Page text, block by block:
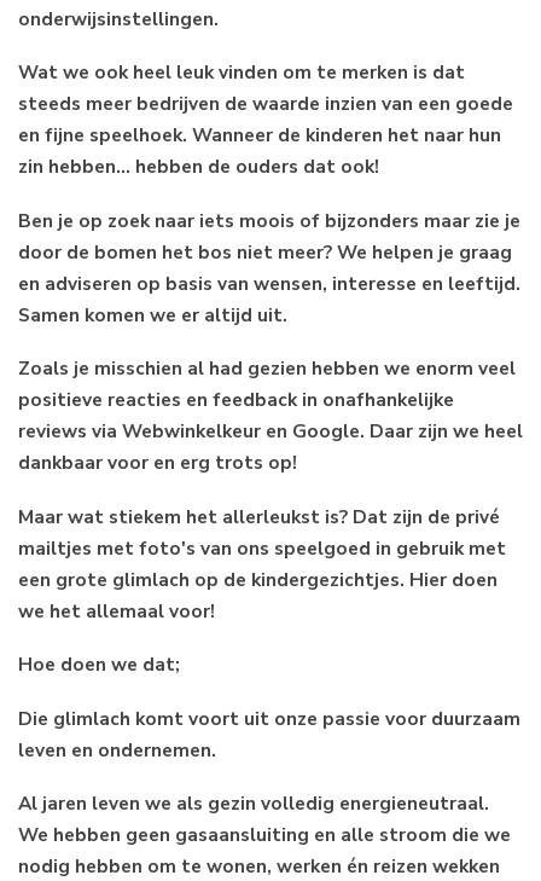
onderwijsinstellingen.
Wat we ook heel leuk vinden om te merken is dat
steeds meer bedrijven de waarde inzien van een goede
en fijne speelhoek. Wanneer de kinderen het naar hun
zin hebben… hebben de ouders dat ook!
Ben je op zoek naar iets moois of bijzonders maar zie je
door de bomen het bos niet meer? We helpen je graag
en adviseren op basis van wensen, interesse en leeftijd.
Samen komen we er altijd uit.
Zoals je misschien al had gezien hebben we enorm veel
positieve reacties en feedback in onafhankelijke
reviews via Webwinkelkeur en Google. Daar zijn we heel
dankbaar voor en erg trots op!
Maar wat stiekem het allerleukst is? Dat zijn de privé
mailtjes met foto's van ons speelgoed in gebruik met
een grote glimlach op de kindergezichtjes. Hier doen
we het allemaal voor!
Hoe doen we dat;
Die glimlach komt voort uit onze passie voor duurzaam
leven en ondernemen.
Al jaren leven we als gezin volledig energieneutraal.
We hebben geen gasaansluiting en alle stroom die we
nodig hebben om te wonen, werken én reizen wekken